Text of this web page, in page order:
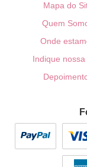
Mapa do
Quem
Onde
Indique nossa